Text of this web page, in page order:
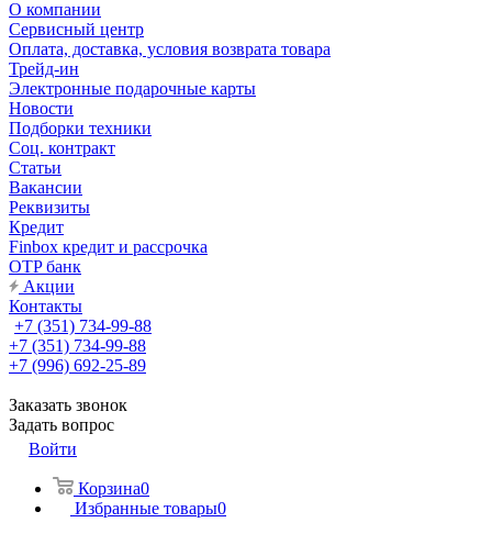
О компании
Сервисный центр
Оплата, доставка, условия возврата товара
Трейд-ин
Электронные подарочные карты
Новости
Подборки техники
Соц. контракт
Статьи
Вакансии
Реквизиты
Кредит
Finbox кредит и рассрочка
OTP банк
Акции
Контакты
+7 (351) 734-99-88
+7 (351) 734-99-88
+7 (996) 692-25-89
Заказать звонок
Задать вопрос
Войти
Корзина0
Избранные товары0